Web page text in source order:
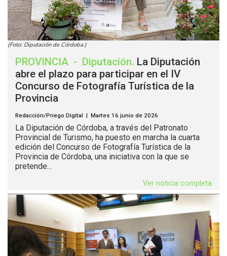
(Foto: Diputación de Córdoba.)
PROVINCIA - Diputación. La Diputación
abre el plazo para participar en el IV
Concurso de Fotografía Turística de la
Provincia
Redacción/Priego Digital | Martes 16 junio de 2026
La Diputación de Córdoba, a través del Patronato
Provincial de Turismo, ha puesto en marcha la cuarta
edición del Concurso de Fotografía Turística de la
Provincia de Córdoba, una iniciativa con la que se
pretende...
Ver noticia completa